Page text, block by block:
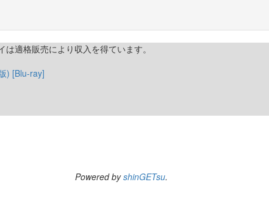
適格販売により収入を得ています。
) [Blu-ray]
Powered byshinGETsu.